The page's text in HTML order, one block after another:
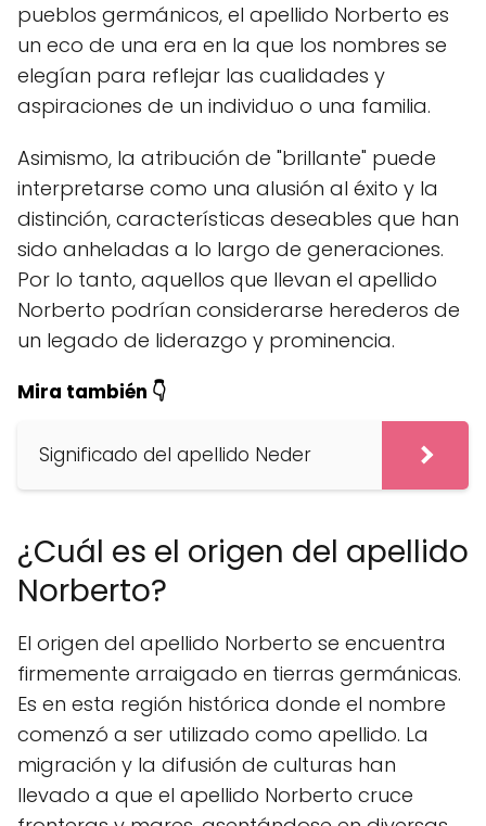
pueblos germánicos, el apellido Norberto es
un eco de una era en la que los nombres se
elegían para reflejar las cualidades y
aspiraciones de un individuo o una familia.
Asimismo, la atribución de "brillante" puede
interpretarse como una alusión al éxito y la
distinción, características deseables que han
sido anheladas a lo largo de generaciones.
Por lo tanto, aquellos que llevan el apellido
Norberto podrían considerarse herederos de
un legado de liderazgo y prominencia.
Mira también 👇
Significado del apellido Neder
¿Cuál es el origen del apellido
Norberto?
El origen del apellido Norberto se encuentra
firmemente arraigado en tierras germánicas.
Es en esta región histórica donde el nombre
comenzó a ser utilizado como apellido. La
migración y la difusión de culturas han
llevado a que el apellido Norberto cruce